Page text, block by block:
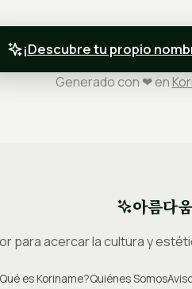
¡Descubre tu propio
Generado con ❤ en
아름다움
para acercar la cultura y
es Koriname?Quiénes Somos